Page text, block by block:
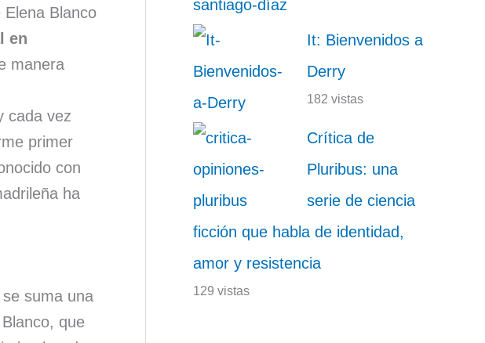
Blanco
en
manera
cada vez
primer
con
ha
suma una
que
It: Bienvenidos a
Derry
182 vistas
Crítica de
Pluribus: una
serie de ciencia
ficción que habla de identidad,
amor y resistencia
129 vistas